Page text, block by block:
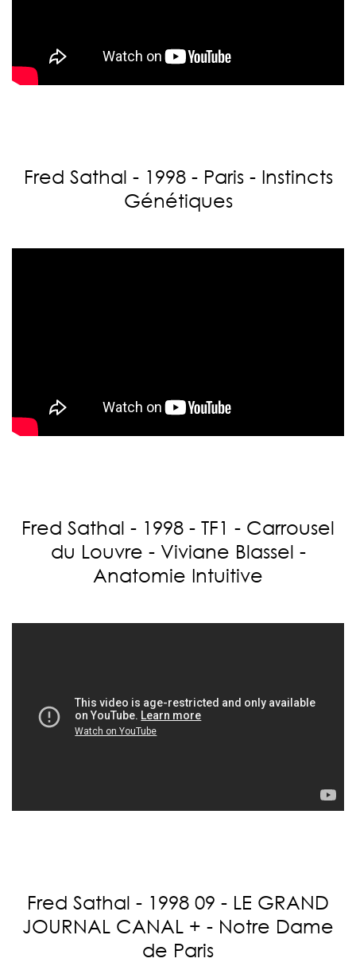
Fred Sathal - 1998 - Paris - Instincts
Génétiques
Fred Sathal - 1998 - TF1 - Carrousel
du Louvre - Viviane Blassel -
Anatomie Intuitive
Fred Sathal - 1998 09 - LE GRAND
JOURNAL CANAL + - Notre Dame
de Paris